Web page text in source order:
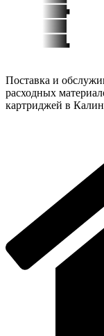
Поставка и
расходных
картриджей в